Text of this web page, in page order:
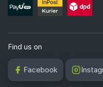
Find us on
Facebook